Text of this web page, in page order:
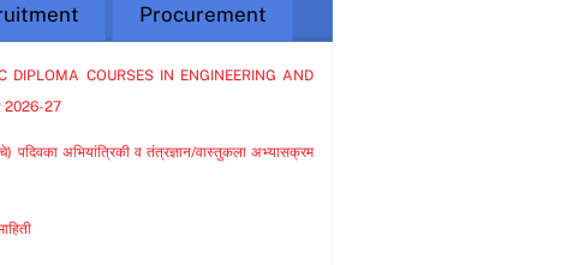
Procurement
DIPLOMA COURSES IN ENGINEERING AND
2026-27
पदिवका अभियांत्रिकी व तंत्रज्ञान/वास्तुकला अभ्यासक्रम